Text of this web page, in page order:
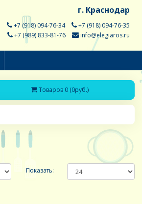
г. Краснодар
+7 (918) 094-76-34
+7 (918) 094-76-35
+7 (989) 833-81-76
info@elegiaros.ru
Товаров 0 (0руб.)
Показать: